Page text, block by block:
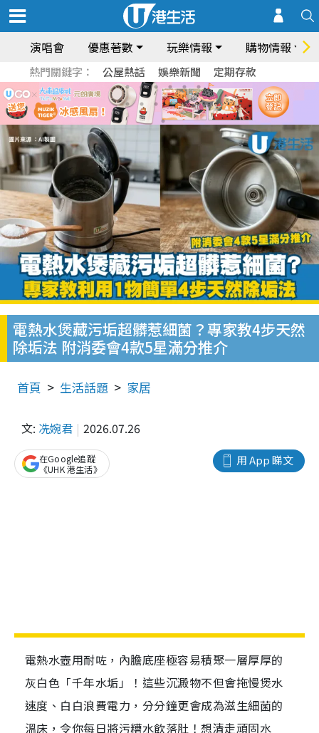
演唱會 優惠著數 玩樂情報 購物情報
熱門關鍵字： 公屋熱話 娛樂新聞 定期存款
電熱水煲藏污垢超髒惹細菌？專家教4步天然
除垢法 附消委會4款5星滿分推介
首頁 生活話題 家居
文: 冼婉君 2026.07.26
用 App 睇文
在Google追蹤
《UHK 港生活》
電熱水壺用耐咗，內膽底座極容易積聚一層厚厚的
灰白色「千年水垢」！這些沉澱物不但會拖慢煲水
速度、白白浪費電力，分分鐘更會成為滋生細菌的
溫床，令你每日將污糟水飲落肚！想清走頑固水